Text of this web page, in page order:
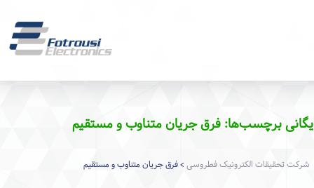
برچسب‌ها: فرق جریان متناوب و مستقیم
شرکت تحقیقات الکترونیک فطروسی >فرق جریان متناوب و مستقیم